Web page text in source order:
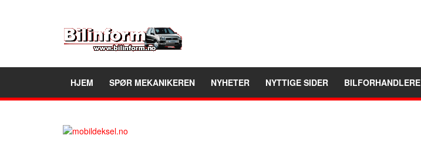
HJEM SPØR MEKANIKEREN NYHETER NYTTIGE SIDER BILFORHANDLERE